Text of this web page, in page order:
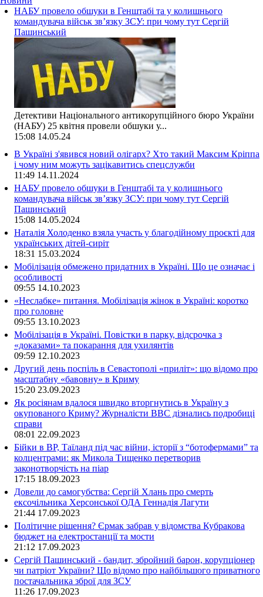
НАБУ провело обшуки в Генштабі та у колишнього
командувача військ зв’язку ЗСУ: при чому тут Сергій
Пашинський
Детективи Національного антикорупційного бюро України
(НАБУ) 25 квітня провели обшуки у...
15:08 14.05.24
В Україні з'явився новий олігарх? Хто такий Максим Кріппа
і чому ним можуть зацікавитись спецслужби
11:49 14.11.2024
НАБУ провело обшуки в Генштабі та у колишнього
командувача військ зв’язку ЗСУ: при чому тут Сергій
Пашинський
15:08 14.05.2024
Наталія Холоденко взяла участь у благодійному проєкті для
українських дітей-сиріт
18:31 15.03.2024
Мобілізація обмежено придатних в Україні. Що це означає і
особливості
09:55 14.10.2023
«Неслабке» питання. Мобілізація жінок в Україні: коротко
про головне
09:55 13.10.2023
Мобілізація в Україні. Повістки в парку, відсрочка з
«доказами» та покарання для ухилянтів
09:59 12.10.2023
Другий день поспіль в Севастополі «приліт»: що відомо про
масштабну «бавовну» в Криму
15:20 23.09.2023
Як росіянам вдалося швидко вторгнутись в Україну з
окупованого Криму? Журналісти ВВС дізнались подробиці
справи
08:01 22.09.2023
Бійки в ВР, Таїланд під час війни, історії з “ботофермами” та
колцентрами: як Микола Тищенко перетворив
законотворчість на піар
17:15 18.09.2023
Довели до самогубства: Сергій Хлань про смерть
ексочільника Херсонської ОДА Геннадія Лагути
21:44 17.09.2023
Політичне рішення? Єрмак забрав у відомства Кубракова
бюджет на електростанції та мости
21:12 17.09.2023
Сергій Пашинський - бандит, збройний барон, корупціонер
чи патріот України? Що відомо про найбільшого приватного
постачальника зброї для ЗСУ
11:26 17.09.2023